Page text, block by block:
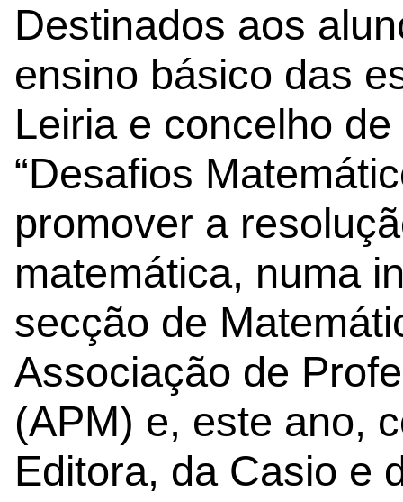
Destinados aos
ensino básico das
Leiria e concelho
“Desafios
promover a
matemática, numa
secção de
Associação de
(APM) e, este ano,
Editora, da Casio e